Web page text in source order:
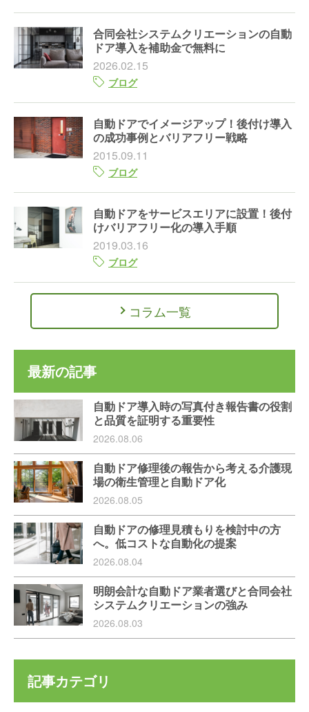
合同会社システムクリエーションの自動
ドア導入を補助金で無料に
2026.02.15
ブログ
自動ドアでイメージアップ！後付け導入
の成功事例とバリアフリー戦略
2015.09.11
ブログ
自動ドアをサービスエリアに設置！後付
けバリアフリー化の導入手順
2019.03.16
ブログ
コラム一覧
最新の記事
自動ドア導入時の写真付き報告書の役割
と品質を証明する重要性
2026.08.06
自動ドア修理後の報告から考える介護現
場の衛生管理と自動ドア化
2026.08.05
自動ドアの修理見積もりを検討中の方
へ。低コストな自動化の提案
2026.08.04
明朗会計な自動ドア業者選びと合同会社
システムクリエーションの強み
2026.08.03
記事カテゴリ